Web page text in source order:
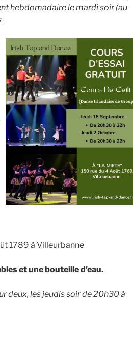
hebdomadaire le mardi soir (au
1789 à Villeurbanne
et une bouteille d’eau.
deux, les jeudis soir de 20h30 à